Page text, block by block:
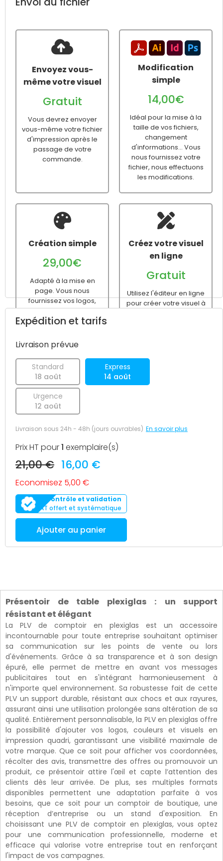
Envoyez vous-
même votre visuel
Gratuit
Vous devrez envoyer
vous-même votre fichier
d'impression après le
passage de votre
commande.
Modification
simple
14,00€
Idéal pour la mise à la
taille de vos fichiers,
changement
d'informations... Vous
nous fournissez votre
fichier, nous effectuons
les modifications.
Création simple
29,00€
Adapté à la mise en
page. Vous nous
fournissez vos logos,
textes, images... Nous
nous chargeons de la
d'impression.
Créez votre visuel
en ligne
Gratuit
Utilisez l'éditeur en ligne
pour créer votre visuel à
Expédition et tarifs
Livraison prévue
Standard
18 août
Express
14 août
Urgence
12 août
Livraison sous 24h - 48h (jours ouvrables) En savoir plus
Prix HT pour1 exemplaire(s)
21,00 € 16,00 €
Economisez 5,00 €
Contrôle et validation
BAT offert et systématique
Ajouter au panier
Présentoir de table plexiglas : un support
résistant et élégant
La PLV de comptoir en plexiglas est un accessoire
incontournable pour toute entreprise souhaitant optimiser
sa communication sur les points de vente ou lors
d'événements. Grâce à sa transparence et à son design
épuré, elle permet de mettre en avant vos messages
publicitaires tout en s'intégrant harmonieusement à
n'importe quel environnement. Sa robustesse fait de cette
PLV un support durable, résistant aux chocs et aux rayures,
assurant ainsi une utilisation prolongée sans altération de sa
qualité. Entièrement personnalisable, la PLV en plexiglas offre
la possibilité d'ajouter vos logos, couleurs et visuels en
impression quadri, garantissant une visibilité maximale de
votre marque. Que ce soit pour afficher vos coordonnées,
récolter des avis, transmettre des offres ou promouvoir un
produit, ce présentoir attire l'œil et capte l’attention des
clients dès leur arrivée. De plus, ses multiples formats
disponibles permettent une adaptation parfaite à vos
besoins, que ce soit pour un comptoir de boutique, une
réception d’entreprise ou un stand d'exposition. En
choisissant une PLV de comptoir en plexiglas, vous optez
pour une communication professionnelle, moderne et
efficace qui valorise votre entreprise tout en renforçant
l'impact de vos campagnes.